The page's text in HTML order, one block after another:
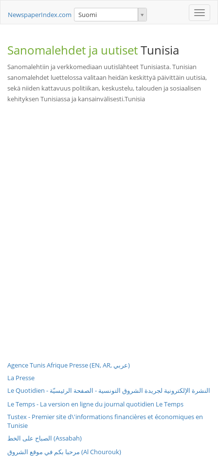
Toggle
NewspaperIndex.com Suomi
Sanomalehdet ja uutisetTunisia
Sanomalehtiin ja verkkomediaan uutislähteet Tunisiasta. Tunisian
sanomalehdet luettelossa valitaan heidän keskittyä päivittäin uutisia,
sekä niiden kattavuus politiikan, keskustelu, talouden ja sosiaalisen
kehityksen Tunisiassa ja kansainvälisesti.Tunisia
Agence Tunis Afrique Presse (EN, AR, عربي)
La Presse
Le Quotidien - النشرة الإلكترونية لجريدة الشروق التونسية - الصفحة الرئيسيّة
Le Temps - La version en ligne du journal quotidien Le Temps
Tustex - Premier site d\'informations financières et économiques en
Tunisie
الصباح على الخط (Assabah)
مرحبا بكم في موقع الشروق (Al Chourouk)